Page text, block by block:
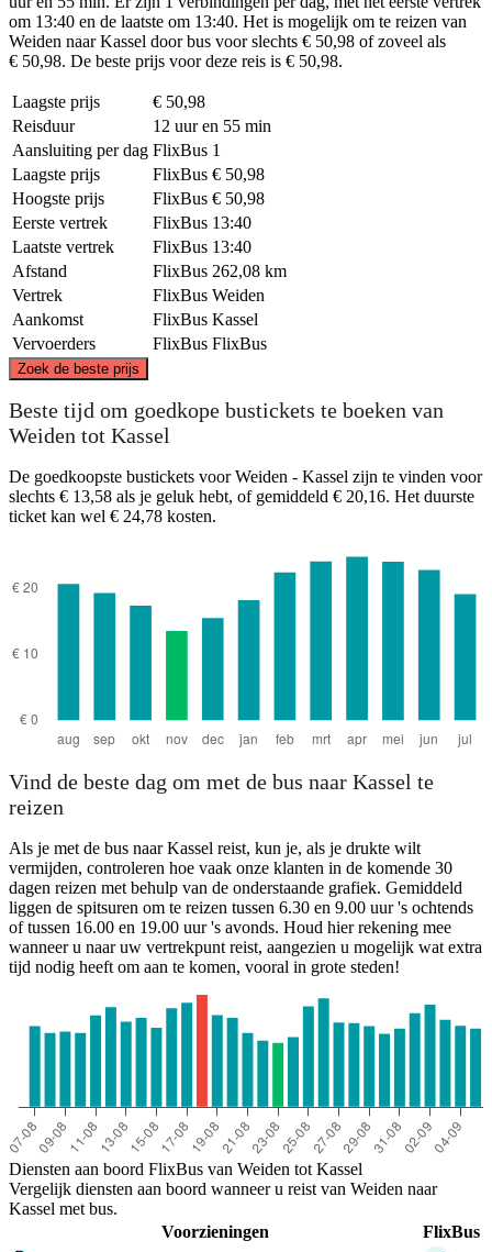
om 13:40 en de laatste om 13:40. Het is mogelijk om te reizen van
Weiden naar Kassel door bus voor slechts € 50,98 of zoveel als
€ 50,98. De beste prijs voor deze reis is € 50,98.
Laagste prijs
€ 50,98
Reisduur
12 uur en 55 min
Aansluiting per dag FlixBus 1
Laagste prijs
FlixBus € 50,98
Hoogste prijs
FlixBus € 50,98
Eerste vertrek
FlixBus 13:40
Laatste vertrek
FlixBus 13:40
Afstand
FlixBus 262,08 km
Vertrek
FlixBus Weiden
Aankomst
FlixBus Kassel
Vervoerders
FlixBus FlixBus
Zoek de beste prijs
©CARTO
Beste tijd om goedkope bustickets te boeken van
Weiden tot Kassel
De goedkoopste bustickets voor Weiden - Kassel zijn te vinden voor
slechts € 13,58 als je geluk hebt, of gemiddeld € 20,16. Het duurste
ticket kan wel € 24,78 kosten.
Vind de beste dag om met de bus naar Kassel te
reizen
Als je met de bus naar Kassel reist, kun je, als je drukte wilt
vermijden, controleren hoe vaak onze klanten in de komende 30
dagen reizen met behulp van de onderstaande grafiek. Gemiddeld
liggen de spitsuren om te reizen tussen 6.30 en 9.00 uur 's ochtends
of tussen 16.00 en 19.00 uur 's avonds. Houd hier rekening mee
wanneer u naar uw vertrekpunt reist, aangezien u mogelijk wat extra
tijd nodig heeft om aan te komen, vooral in grote steden!
Diensten aan boord FlixBus van Weiden tot Kassel
Vergelijk diensten aan boord wanneer u reist van Weiden naar
Kassel met bus.
Voorzieningen
FlixBus